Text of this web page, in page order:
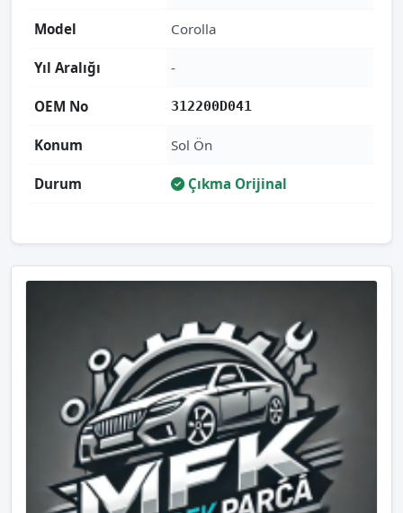
Model Corolla
Yıl Aralığı -
OEM No 312200D041
Konum Sol Ön
Durum Çıkma Orijinal